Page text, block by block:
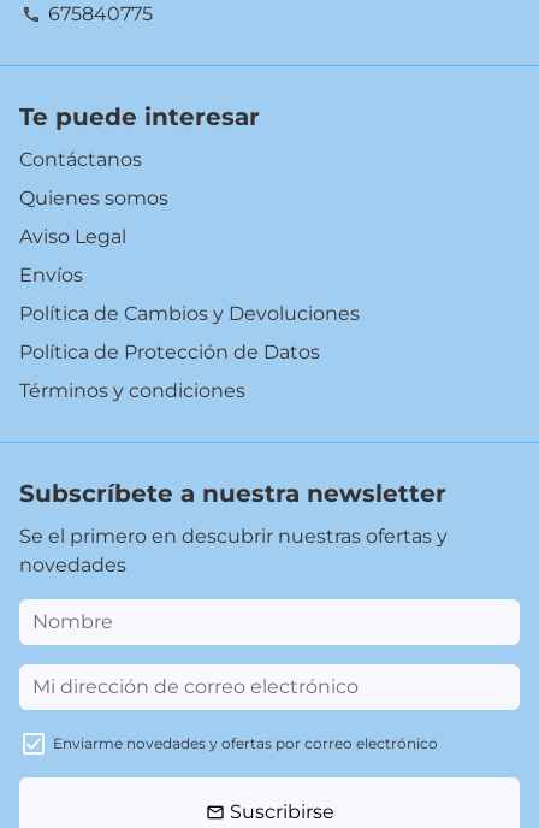
phone 675840775
Te puede interesar
Contáctanos
Quienes somos
Aviso Legal
Envíos
Política de Cambios y Devoluciones
Política de Protección de Datos
Términos y condiciones
Subscríbete a nuestra newsletter
Se el primero en descubrir nuestras ofertas y
novedades
Enviarme novedades y ofertas por correo electrónico
email Suscribirse